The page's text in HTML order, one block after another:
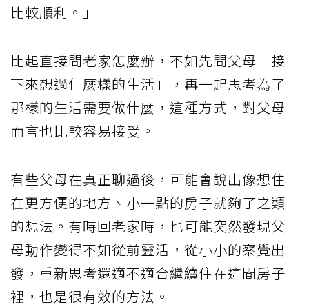
比較順利。」
比起直接問老家怎麼辦，不如先問父母「接
下來想過什麼樣的生活」，再一起思考為了
那樣的生活需要做什麼，這種方式，對父母
而言也比較容易接受。
有些父母在真正聊過後，可能會說出像想住
在更方便的地方、小一點的房子就夠了之類
的想法。有時回老家時，也可能突然發現父
母動作變得不如從前靈活，從小小的察覺出
發，重新思考還適不適合繼續住在這間房子
裡，也是很有效的方法。